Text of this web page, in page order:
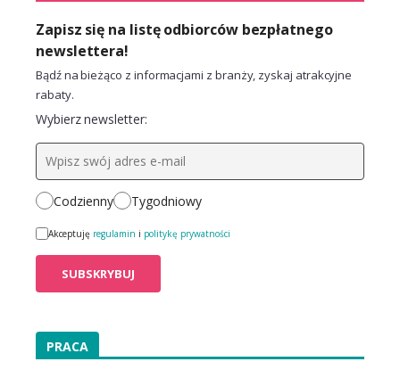
Zapisz się na listę odbiorców bezpłatnego
newslettera!
Bądź na bieżąco z informacjami z branży, zyskaj atrakcyjne
rabaty.
Wybierz newsletter:
Codzienny Tygodniowy
Akceptuję regulamin i politykę prywatności
PRACA